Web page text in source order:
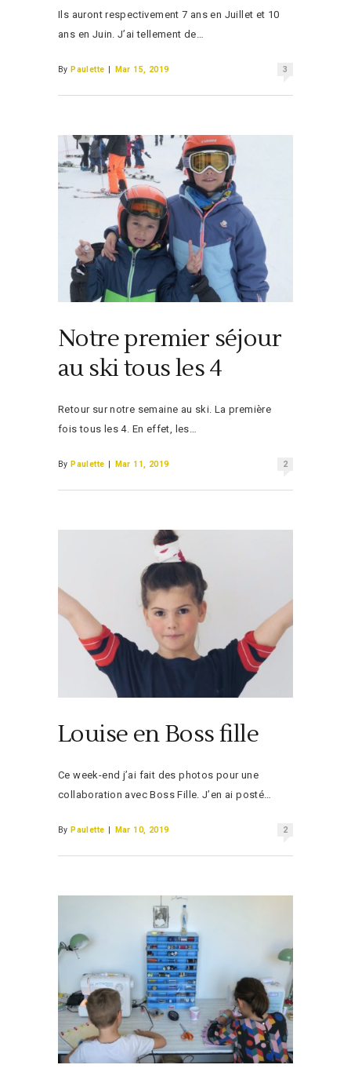
Ils auront respectivement 7 ans en Juillet et 10
ans en Juin. J’ai tellement de…
3
By Paulette | Mar 15, 2019
Notre premier séjour
au ski tous les 4
Retour sur notre semaine au ski. La première
fois tous les 4. En effet, les…
2
By Paulette Mar 11, 2019
Louise en Boss fille
Ce week-end j’ai fait des photos pour une
collaboration avec Boss Fille. J’en ai posté…
2
By Paulette | Mar 10, 2019